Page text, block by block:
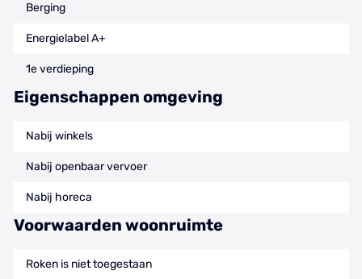
Berging
Energielabel A+
1e verdieping
Eigenschappen omgeving
Nabij winkels
Nabij openbaar vervoer
Nabij horeca
Voorwaarden woonruimte
Roken is niet toegestaan